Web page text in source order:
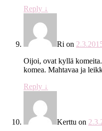
Reply ↓
Ri on
Oijoi, ovat kyllä
komea. Mahtavaa ja
Reply ↓
Kerttu on